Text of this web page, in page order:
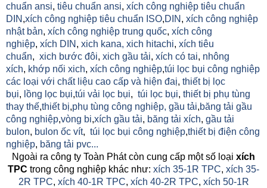
chuẩn ansi, tiêu chuẩn ansi, xích công nghiệp tiêu chuẩn
DIN ,xích công nghiệp tiêu chuẩn ISO,DIN , xích công nghiệp
nhật bản, xích công nghiệp trung quốc, xích công
nghiệp, xích DIN , xich kana, xich hitachi, xích tiêu
chuẩn, xich bước đôi, xich gầu tải, xích có tai, nhông
xích, khớp nối xich, xích công nghiệp,túi lọc bụi công nghiệp
các loại với chất liệu cao cấp và hiện đaị, thiết bị lọc
bụi, lồng lọc bụi,túi vải lọc bụi, túi lọc bụi, thiết bị phụ tùng
thay thế,thiết bị,phụ tùng công nghiệp, gầu tải,băng tải gầu
công nghiệp,vòng bi,xích gầu tải, băng tải xích, gầu tải
bulon, bulon ốc vít, túi lọc bụi công nghiệp,thiết bị điện công
nghiệp, băng tải pvc...
Ngoài ra công ty Toàn Phát còn cung cấp một số loại xích
TPC trong công nghiệp khác như: xích 35-1R TPC, xích 35-
2R TPC, xích 40-1R TPC, xích 40-2R TPC, xích 50-1R